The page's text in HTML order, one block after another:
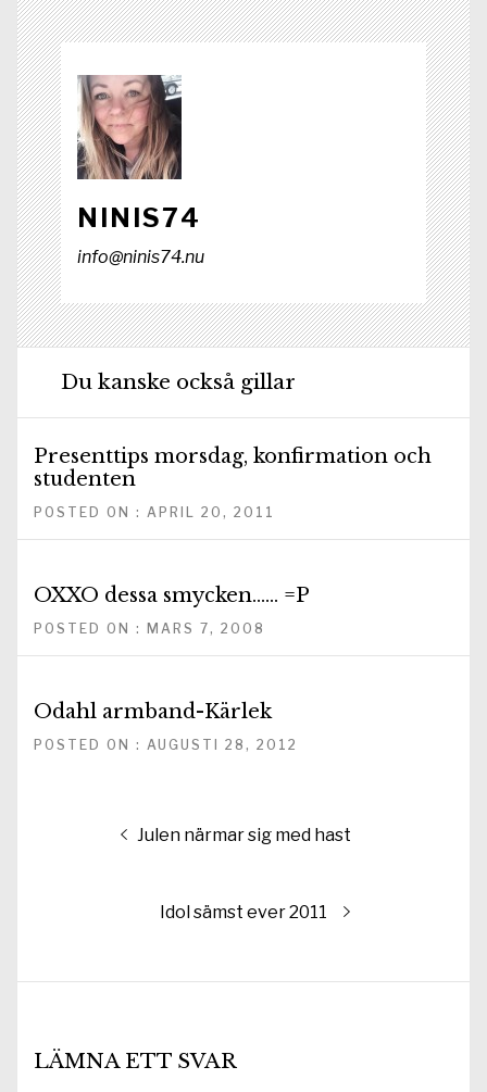
)
NINIS74
info@ninis74.nu
Du kanske också gillar
Presenttips morsdag, konfirmation och
studenten
POSTED ON : APRIL 20, 2011
OXXO dessa smycken…… =P
POSTED ON : MARS 7, 2008
Odahl armband-Kärlek
POSTED ON : AUGUSTI 28, 2012
Inläggsnavigering
Föregående
Julen närmar sig med hast
Nästa
Idol sämst ever 2011
LÄMNA ETT SVAR